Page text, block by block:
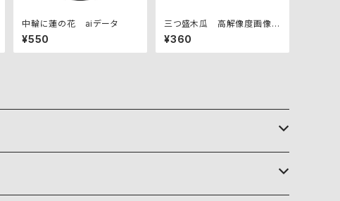
中輪に蓮の花 aiデータ
¥550
三つ盛木瓜 高解像度画像セ
ット
¥360